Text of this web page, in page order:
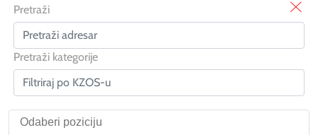
Pretraži
Pretraži kategorije
X